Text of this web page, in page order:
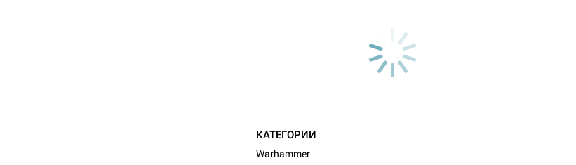
КАТЕГОРИИ
Warhammer